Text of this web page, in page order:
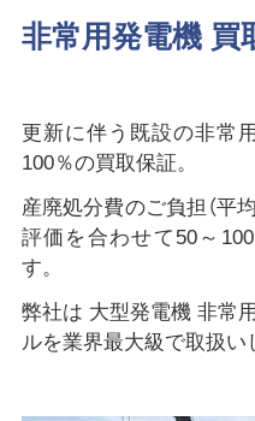
非常用発電機 買
更新に伴う既設の非常
100％の買取保証。
産廃処分費のご負担（平
評価を合わせて50～
す。
弊社は 大型発電機 非常
ルを業界最大級で取扱い